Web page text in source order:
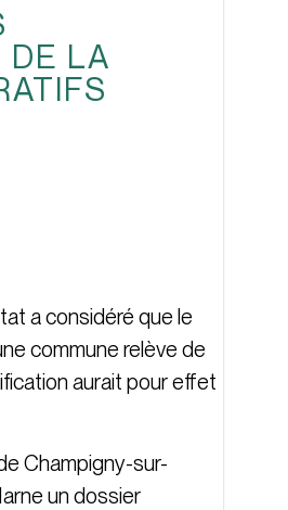
DE LA
a considéré que le
commune relève de
aurait pour effet
Champigny-sur-
un dossier